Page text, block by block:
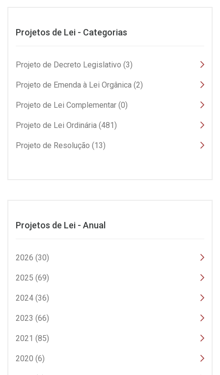
Projetos de Lei - Categorias
Projeto de Decreto Legislativo (3)
Projeto de Emenda à Lei Orgânica (2)
Projeto de Lei Complementar (0)
Projeto de Lei Ordinária (481)
Projeto de Resolução (13)
Projetos de Lei - Anual
2026 (30)
2025 (69)
2024 (36)
2023 (66)
2021 (85)
2020 (6)